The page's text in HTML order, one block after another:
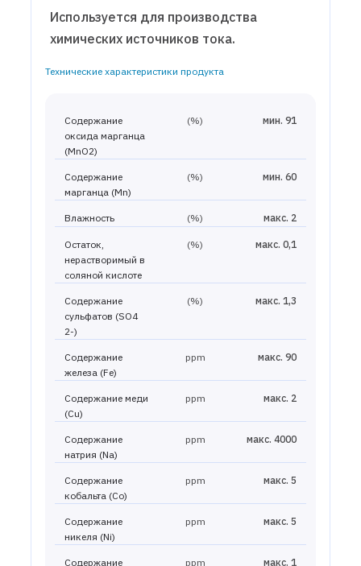
Используется для производства
химических источников тока.
Технические характеристики продукта
Содержание
оксида марганца
(MnO2)
(%) мин. 91
Содержание
марганца (Mn)
(%) мин. 60
Влажность (%) макс. 2
Остаток,
нерастворимый в
соляной кислоте
(%) макс. 0,1
Содержание
сульфатов (SO4
2-)
(%) макс. 1,3
Содержание
железа (Fe)
ppm макс. 90
Содержание меди
(Cu)
ppm макс. 2
Содержание
натрия (Na)
ppm макс. 4000
Содержание
кобальта (Co)
ppm макс. 5
Содержание
никеля (Ni)
ppm макс. 5
Содержание
ppm макс. 1